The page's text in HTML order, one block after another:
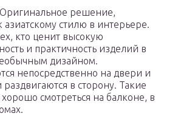
решение,
стилю в интерьере.
кто ценит высокую
и практичность изделий в
дизайном.
непосредственно на двери и
в сторону. Такие
смотреться на балконе, в